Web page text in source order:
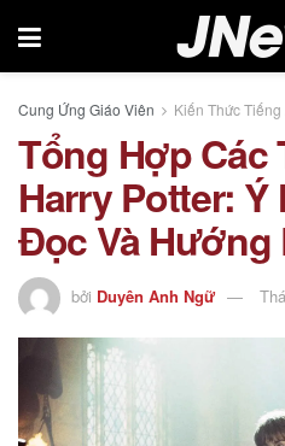
Cung Ứng Giáo Viên Kiến Thức Tiếng
Tổng Hợp Các
Harry Potter: Ý
Đọc Và Hướng
bởi Duyên Anh Ngữ